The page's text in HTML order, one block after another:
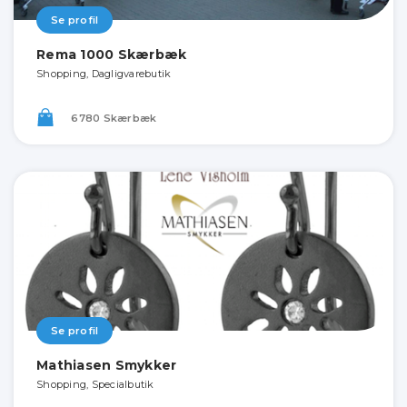
Se profil
Rema 1000 Skærbæk
Shopping, Dagligvarebutik
6780 Skærbæk
Se profil
Mathiasen Smykker
Shopping, Specialbutik